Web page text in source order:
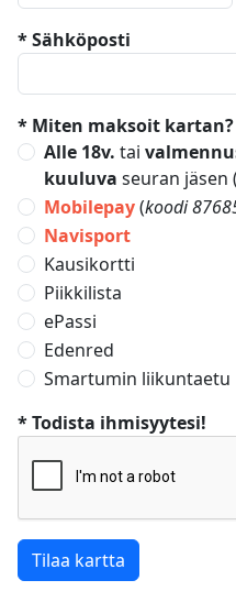
* Sähköposti
* Miten maksoit kartan?
Alle 18v. tai
kuuluva seuran jäsen
Mobilepay(koodi
Navisport
Kausikortti
Piikkilista
ePassi
Edenred
Smartumin liikuntaetu
* Todista ihmisyytesi!
Tilaa kartta